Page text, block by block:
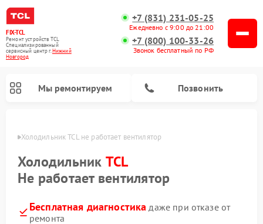
FIX-TCL
Ремонт устройств TCL
Специализированный
cервисный центр г.Нижний
Новгород
+7 (831) 231-05-25
Ежедневно с 9:00 до 21:00
+7 (800) 100-33-26
Звонок бесплатный по РФ
Мы ремонтируем Позвонить
Холодильник TCL не работает вентилятор
Холодильник TCL
Не работает вентилятор
Бесплатная диагностика даже при отказе от
ремонта